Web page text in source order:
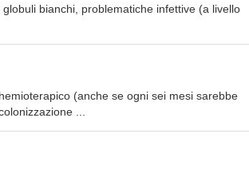
bianchi, problematiche infettive (a livello
(anche se ogni sei mesi sarebbe
...